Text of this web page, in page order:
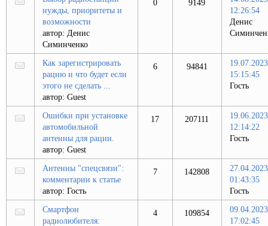
нужды, приоритеты и
возможности
автор: Денис
Симинченко
0 9149
12:26:54
Денис
Как зарегистрировать
рацию и что будет если
этого не сделать ...
автор: Guest
6 94841
19.07.2023
15:15:45
Гость
Ошибки при установке
автомобильной
антенны для рации.
автор: Guest
17 207111
19.06.2023
12:14:22
Гость
Антенны "спецсвязи":
комментарии к статье
автор: Гость
7 142808
27.04.2023
01:43:35
Гость
Смартфон
радиолюбителя:
4 109854
09.04.2023
17:02:45